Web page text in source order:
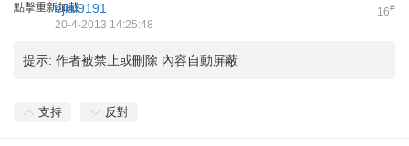
點擊重新加載 16#
ejial9191
20-4-2013 14:25:48
提示: 作者被禁止或刪除 內容自動屏蔽
支持 反對